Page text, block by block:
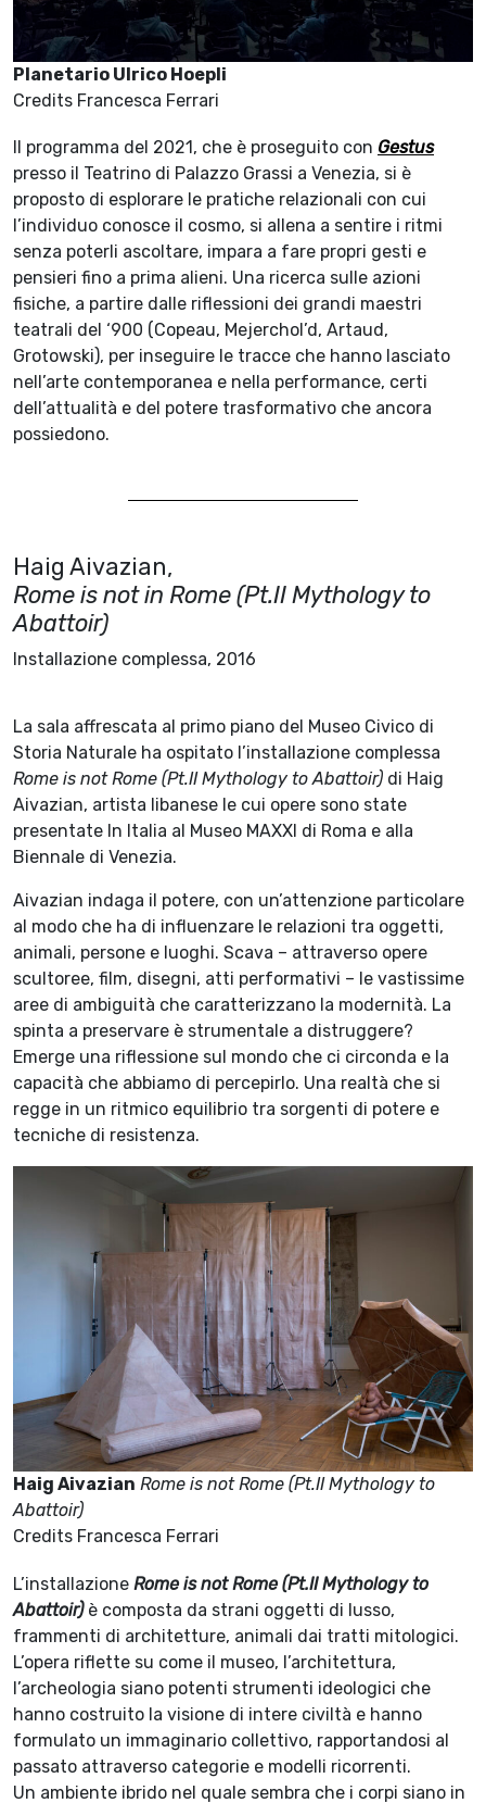
Planetario Ulrico Hoepli
Credits Francesca Ferrari
Il programma del 2021, che è proseguito con Gestus
presso il Teatrino di Palazzo Grassi a Venezia, si è
proposto di esplorare le pratiche relazionali con cui
l’individuo conosce il cosmo, si allena a sentire i ritmi
senza poterli ascoltare, impara a fare propri gesti e
pensieri fino a prima alieni. Una ricerca sulle azioni
fisiche, a partire dalle riflessioni dei grandi maestri
teatrali del ‘900 (Copeau, Mejerchol’d, Artaud,
Grotowski), per inseguire le tracce che hanno lasciato
nell’arte contemporanea e nella performance, certi
dell’attualità e del potere trasformativo che ancora
possiedono.
Haig Aivazian,
Rome is not in Rome (Pt.II Mythology to
Abattoir)
Installazione complessa, 2016
La sala affrescata al primo piano del Museo Civico di
Storia Naturale ha ospitato l’installazione complessa
Rome is not Rome (Pt.II Mythology to Abattoir) di Haig
Aivazian, artista libanese le cui opere sono state
presentate In Italia al Museo MAXXI di Roma e alla
Biennale di Venezia.
Aivazian indaga il potere, con un’attenzione particolare
al modo che ha di influenzare le relazioni tra oggetti,
animali, persone e luoghi. Scava – attraverso opere
scultoree, film, disegni, atti performativi – le vastissime
aree di ambiguità che caratterizzano la modernità. La
spinta a preservare è strumentale a distruggere?
Emerge una riflessione sul mondo che ci circonda e la
capacità che abbiamo di percepirlo. Una realtà che si
regge in un ritmico equilibrio tra sorgenti di potere e
tecniche di resistenza.
Haig Aivazian Rome is not Rome (Pt.II Mythology to
Abattoir)
Credits Francesca Ferrari
L’installazione Rome is not Rome (Pt.II Mythology to
Abattoir) è composta da strani oggetti di lusso,
frammenti di architetture, animali dai tratti mitologici.
L’opera riflette su come il museo, l’architettura,
l’archeologia siano potenti strumenti ideologici che
hanno costruito la visione di intere civiltà e hanno
formulato un immaginario collettivo, rapportandosi al
passato attraverso categorie e modelli ricorrenti.
Un ambiente ibrido nel quale sembra che i corpi siano in